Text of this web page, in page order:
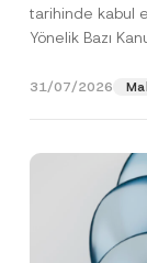
tarihinde kabul
Yönelik Bazı
31/07/2026